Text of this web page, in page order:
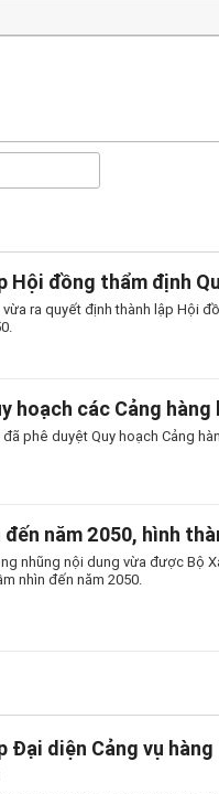
Hội đồng thẩm định
ra quyết định thành lập Hội
hoạch các Cảng
phê duyệt Quy hoạch Cảng
đến năm 2050, hình
nhũng nội dung vừa được Bộ
nhìn đến năm 2050.
Đại diện Cảng vụ